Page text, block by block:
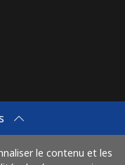
le contenu et les